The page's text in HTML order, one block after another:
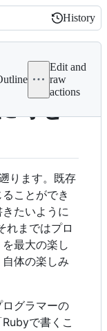
History
History
Edit and
raw
actions
寄せ
ります。既存
ことができ
たいように
れまではプロ
最大の楽し
体の楽しみ
グラマーの
で書くこ